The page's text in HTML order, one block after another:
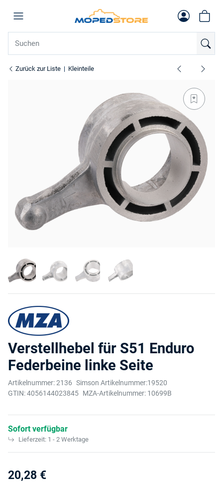
Zurück zur Liste Kleinteile
Verstellhebel für S51 Enduro
Federbeine linke Seite
Artikelnummer:2136 Simson Artikelnummer:19520
GTIN:4056144023845 MZA-Artikelnummer: 10699B
Sofort verfügbar
Lieferzeit: 1 - 2 Werktage
20,28 €